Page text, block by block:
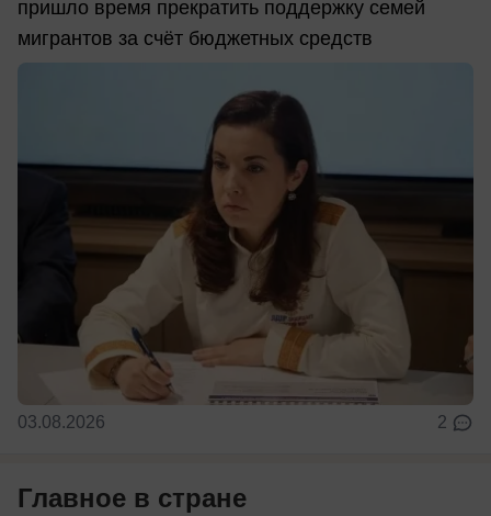
пришло время прекратить поддержку семей
мигрантов за счёт бюджетных средств
03.08.2026 2
Главное в стране